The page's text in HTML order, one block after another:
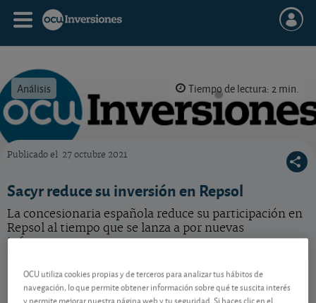
Análisis Tiempo de lectura: 2 min.
Publicado el 27 octubre 2021
Sacyr reduce su inversión en Repsol
La concesionaria española reduce su participación en
Repsol al tiempo que se lanza a por nuevas
infraestructuras.
Sacyr
ES0182870214
4,55 EUR
OCU utiliza cookies propias y de terceros para analizar tus hábitos de
navegación, lo que permite obtener información sobre qué te suscita interés
y permite mejorar nuestra página web y tu seguridad. Si haces clic en el